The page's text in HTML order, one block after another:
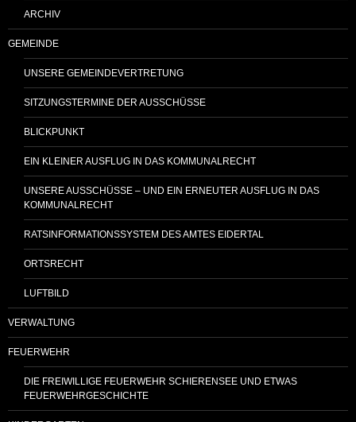
ARCHIV
GEMEINDE
UNSERE GEMEINDEVERTRETUNG
SITZUNGSTERMINE DER AUSSCHÜSSE
BLICKPUNKT
EIN KLEINER AUSFLUG IN DAS KOMMUNALRECHT
UNSERE AUSSCHÜSSE – UND EIN ERNEUTER AUSFLUG IN DAS
KOMMUNALRECHT
RATSINFORMATIONSSYSTEM DES AMTES EIDERTAL
ORTSRECHT
LUFTBILD
VERWALTUNG
FEUERWEHR
DIE FREIWILLIGE FEUERWEHR SCHIERENSEE UND ETWAS
FEUERWEHRGESCHICHTE